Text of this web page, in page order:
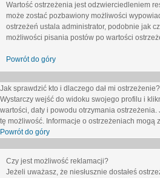
Wartość ostrzeżenia jest odzwierciedleniem
może zostać pozbawiony możliwości
ostrzeżeń ustala administrator, podobnie jak
możliwości pisania postów po wartości
Powrót do góry
Jak sprawdzić kto i dlaczego dał mi ostrzeżenie?
Wystarczy wejść do widoku swojego profilu i
wartości, daty i powodu otrzymania ostrzeżenia.
tę możliwość. Informacje o ostrzeżeniach
Powrót do góry
Czy jest możliwość reklamacji?
Jeżeli uważasz, że niesłusznie dostałeś